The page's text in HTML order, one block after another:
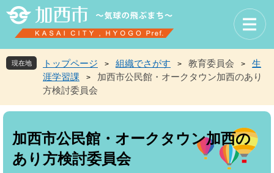
先
頭
を
飛
現在地 トップページ > 組織でさがす > 教育委員会 >
生
涯学習課
>
加西市公民館・オークタウン加西のあり
方検討委員会
本
加西市公民館・オークタウン加西の
あり方検討委員会